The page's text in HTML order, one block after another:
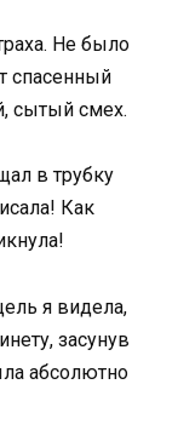
Не было
спасенный
сытый смех.
в трубку
Как
я видела,
засунув
абсолютно